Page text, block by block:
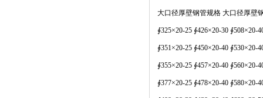
大口径厚壁钢管规格 大口径厚壁
∮325×20-25 ∮426×20-30 ∮508×20-
∮351×20-25 ∮450×20-40 ∮530×20-
∮355×20-25 ∮457×20-40 ∮560×20-
∮377×20-25 ∮478×20-40 ∮580×20-